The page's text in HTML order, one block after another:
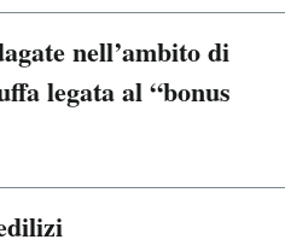
nell’ambito di
legata al “bonus